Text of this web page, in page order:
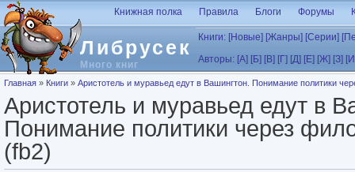
Перейти к основному содержанию
Либрусек
Много книг
Книжная полка Правила Блоги Форумы
Книги: [Новые] [Жанры] [Серии]
Авторы: [А] [Б] [В] [Г] [Д] [Е] [Ж] [З]
Вы здесь
Главная » Книги » Аристотель и муравьед едут в Вашингтон. Понимание политики
Аристотель и муравьед едут в
Понимание политики через
(fb2)